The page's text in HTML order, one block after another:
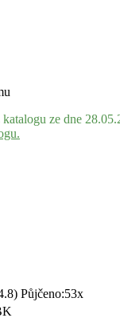
ze dne
Půjčeno:53x